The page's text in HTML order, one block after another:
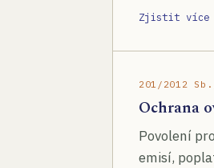
Zjistit více
201/2012
Ochrana
Povolení
emisí,